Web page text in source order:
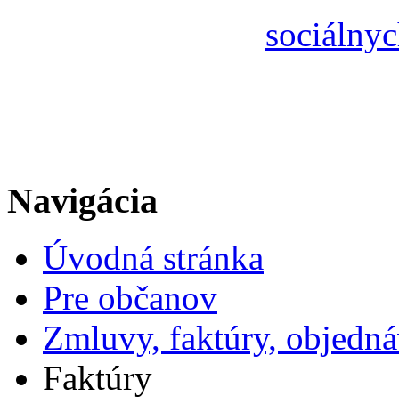
Navigácia
Úvodná stránka
Pre občanov
Zmluvy, faktúry,
Faktúry